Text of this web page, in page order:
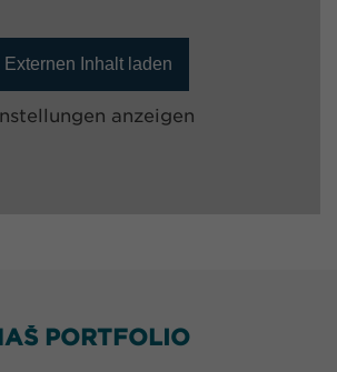
Externen Inhalt laden
anzeigen
PORTFOLIO